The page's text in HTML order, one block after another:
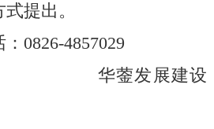
提出。
0826-4857029
华蓥发展建设